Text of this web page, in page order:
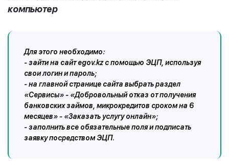
компьютер
Для этого необходимо:
- зайти на сайт egov.kz с помощью ЭЦП, используя
свои логин и пароль;
- на главной странице сайта выбрать раздел
«Сервисы» - «Добровольный отказ от получения
банковских займов, микрокредитов сроком на 6
месяцев» - «Заказать услугу онлайн»;
- заполнить все обязательные поля и подписать
заявку посредством ЭЦП.